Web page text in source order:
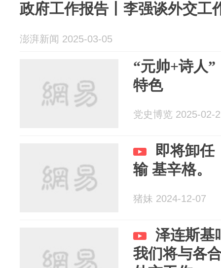
政府工作报告丨李强谈外交工
澎湃新闻 2025-03-05
“元帅+诗人
特色
党史博览 2025-02-
即将卸任
输 基辛格。
猪妹 2024-12-07
泽连斯基
我们将与各